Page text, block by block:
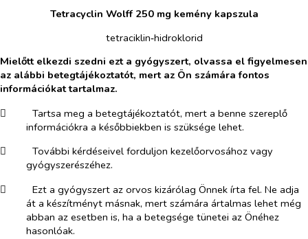
Tetracyclin Wolff 250 mg kemény kapszula
tetraciklin‑hidroklorid
Mielőtt elkezdi szedni ezt a gyógyszert, olvassa el figyelmesen
az alábbi betegtájé​koztatót, mert az Ön számára fontos
információkat tartalmaz.
​
Tartsa meg a betegtájékoztatót, mert a benne szereplő
információkra a későbbiek​ben is szüksége lehet.
​
További kérdéseivel forduljon kezelőorvosához vagy
gyógyszerészéhez.
​
Ezt a gyógyszert az orvos kizárólag Önnek írta fel. Ne adja
át a készítményt másnak, mert számára ártalmas lehet még
abban az esetben is, ha a betegsége tünetei az Önéhez
hasonlóak.